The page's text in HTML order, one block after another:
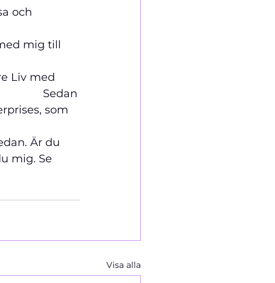
och
mig till
kunna
Liv med
Sedan
som
Är du
mig. Se
Visa alla